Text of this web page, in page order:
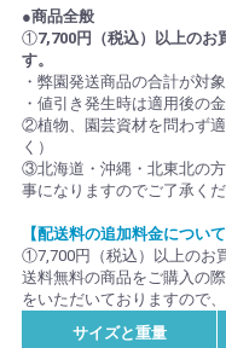
●商品全般
①7,700円（税込）以上のお
す。
・弊園発送商品の合計が対
・値引き発生時は適用後の
②植物、園芸資材を問わず
く）
③北海道・沖縄・北東北の
事になりますのでご了承く
【配送料の追加料金について
①7,700円（税込）以上のお
送料無料の商品をご購入の
をいただいておりますので
サイズと重量